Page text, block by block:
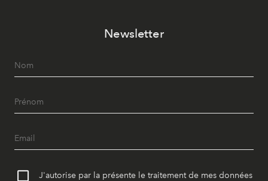
Newsletter
J'autorise par la présente le traitement de mes données